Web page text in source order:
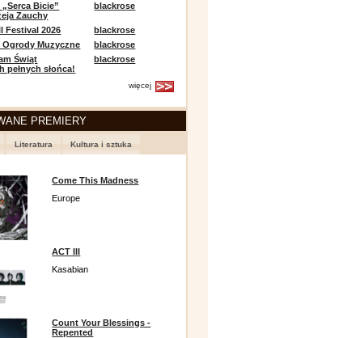
Bicie”
Zauchy
blackrose
Festival 2026
blackrose
Ogrody Muzyczne
blackrose
Świąt
pełnych słońca!
blackrose
więcej
PREMIERY
Literatura Kultura i sztuka
Come This Madness
Europe
ACT III
Kasabian
Count Your Blessings -
Repented